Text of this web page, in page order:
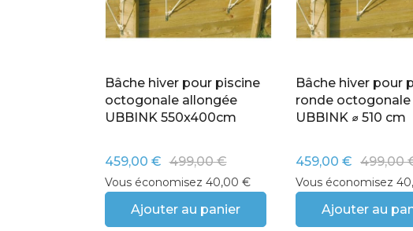
Bâche hiver pour piscine
octogonale allongée
UBBINK 550x400cm
459,00 € 499,00 €
Vous économisez 40,00 €
Ajouter au panier
Bâche hiver pour
ronde octogonale
UBBINK ⌀ 510 cm
459,00 € 499,00
Vous économisez
Ajouter au